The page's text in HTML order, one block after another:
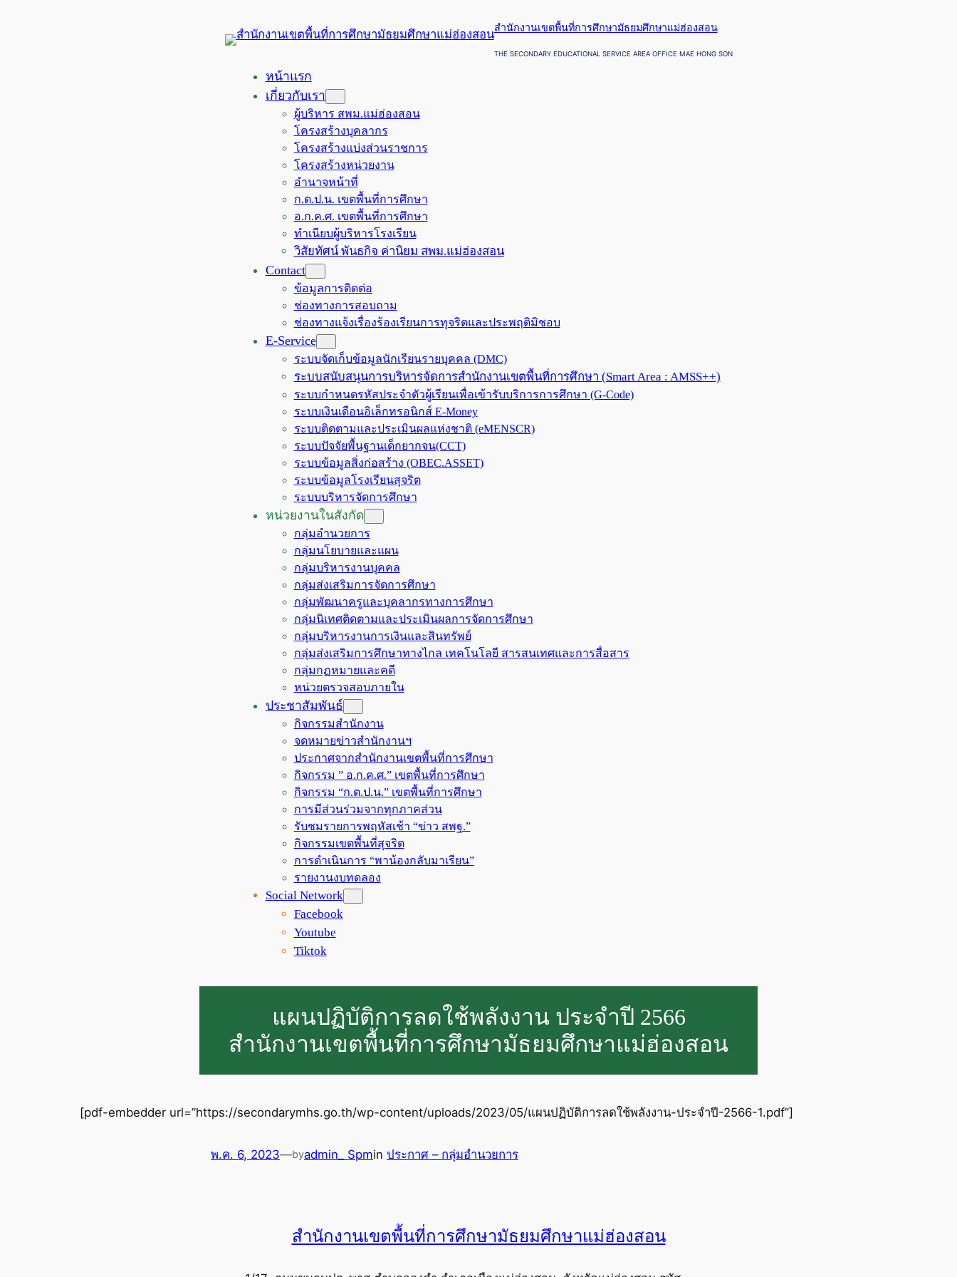
สำนักงานเขตพื้นที่การศึกษามัธยมศึกษาแม่ฮ่องสอน
THE SECONDARY EDUCATIONAL SERVICE AREA OFFICE MAE HONG SON
หน้าแรก
เกี่ยวกับเรา
ผู้บริหาร สพม.แม่ฮ่องสอน
โครงสร้างบุคลากร
โครงสร้างแบ่งส่วนราชการ
โครงสร้างหน่วยงาน
อำนาจหน้าที่
ก.ต.ป.น. เขตพื้นที่การศึกษา
อ.ก.ค.ศ. เขตพื้นที่การศึกษา
ทำเนียบผู้บริหารโรงเรียน
วิสัยทัศน์ พันธกิจ ค่านิยม สพม.แม่ฮ่องสอน
Contact
ข้อมูลการติดต่อ
ช่องทางการสอบถาม
ช่องทางแจ้งเรื่องร้องเรียนการทุจริตและประพฤติมิชอบ
E-Service
ระบบจัดเก็บข้อมูลนักเรียนรายบุคคล (DMC)
ระบบสนับสนุนการบริหารจัดการสำนักงานเขตพื้นที่การศึกษา (Smart Area : AMSS++)
ระบบกำหนดรหัสประจำตัวผู้เรียนเพื่อเข้ารับบริการการศึกษา (G-Code)
ระบบเงินเดือนอิเล็กทรอนิกส์ E-Money
ระบบติดตามและประเมินผลแห่งชาติ (eMENSCR)
ระบบปัจจัยพื้นฐานเด็กยากจน(CCT)
ระบบข้อมูลสิ่งก่อสร้าง (OBEC.ASSET)
ระบบข้อมูลโรงเรียนสุจริต
ระบบบริหารจัดการศึกษา
หน่วยงานในสังกัด
กลุ่มอำนวยการ
กลุ่มนโยบายและแผน
กลุ่มบริหารงานบุคคล
กลุ่มส่งเสริมการจัดการศึกษา
กลุ่มพัฒนาครูและบุคลากรทางการศึกษา
กลุ่มนิเทศติดตามและประเมินผลการจัดการศึกษา
กลุ่มบริหารงานการเงินและสินทรัพย์
กลุ่มส่งเสริมการศึกษาทางไกล เทคโนโลยี สารสนเทศและการสื่อสาร
กลุ่มกฏหมายและคดี
หน่วยตรวจสอบภายใน
ประชาสัมพันธ์
กิจกรรมสำนักงาน
จดหมายข่าวสำนักงานฯ
ประกาศจากสำนักงานเขตพื้นที่การศึกษา
กิจกรรม ” อ.ก.ค.ศ.” เขตพื้นที่การศึกษา
กิจกรรม “ก.ต.ป.น.” เขตพื้นที่การศึกษา
การมีส่วนร่วมจากทุกภาคส่วน
รับชมรายการพฤหัสเช้า “ข่าว สพฐ.”
กิจกรรมเขตพื้นที่สุจริต
การดำเนินการ “พาน้องกลับมาเรียน”
รายงานงบทดลอง
Social Network
Facebook
Youtube
Tiktok
แผนปฏิบัติการลดใช้พลังงาน ประจำปี 2566
สำนักงานเขตพื้นที่การศึกษามัธยมศึกษาแม่ฮ่องสอน
[pdf-embedder url=”https://secondarymhs.go.th/wp-content/uploads/2023/05/แผนปฏิบัติการลดใช้พลังงาน-ประจำปี-2566-1.pdf”]
พ.ค. 6, 2023—byadmin_ Spmin ประกาศ – กลุ่มอำนวยการ
สำนักงานเขตพื้นที่การศึกษามัธยมศึกษาแม่ฮ่องสอน